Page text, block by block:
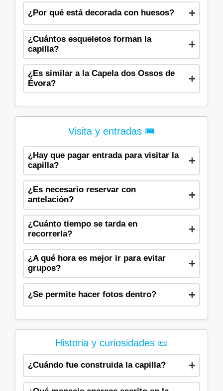
¿Por qué está decorada con huesos?
¿Cuántos esqueletos forman la
capilla?
¿Es similar a la Capela dos Ossos de
Évora?
Visita y entradas 🎟️
¿Hay que pagar entrada para visitar la
capilla?
¿Es necesario reservar con
antelación?
¿Cuánto tiempo se tarda en
recorrerla?
¿A qué hora es mejor ir para evitar
grupos?
¿Se permite hacer fotos dentro?
Historia y curiosidades 📜
¿Cuándo fue construida la capilla?